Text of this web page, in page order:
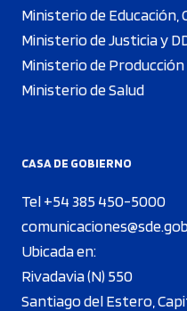
Ministerio de Educación,
Ministerio de Justicia y
Ministerio de Producción
Ministerio de Salud
CASA DE GOBIERNO
Tel +54 385 450-5000
Ubicada en:
Rivadavia (N) 550
Santiago del Estero,